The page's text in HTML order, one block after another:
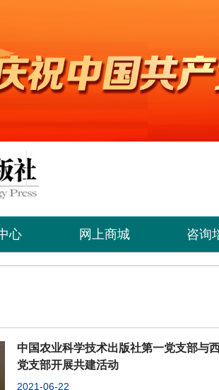
心 网上商城 咨询
中国农业科学技术出版社第一党支部与
党支部开展共建活动
2021-06-22